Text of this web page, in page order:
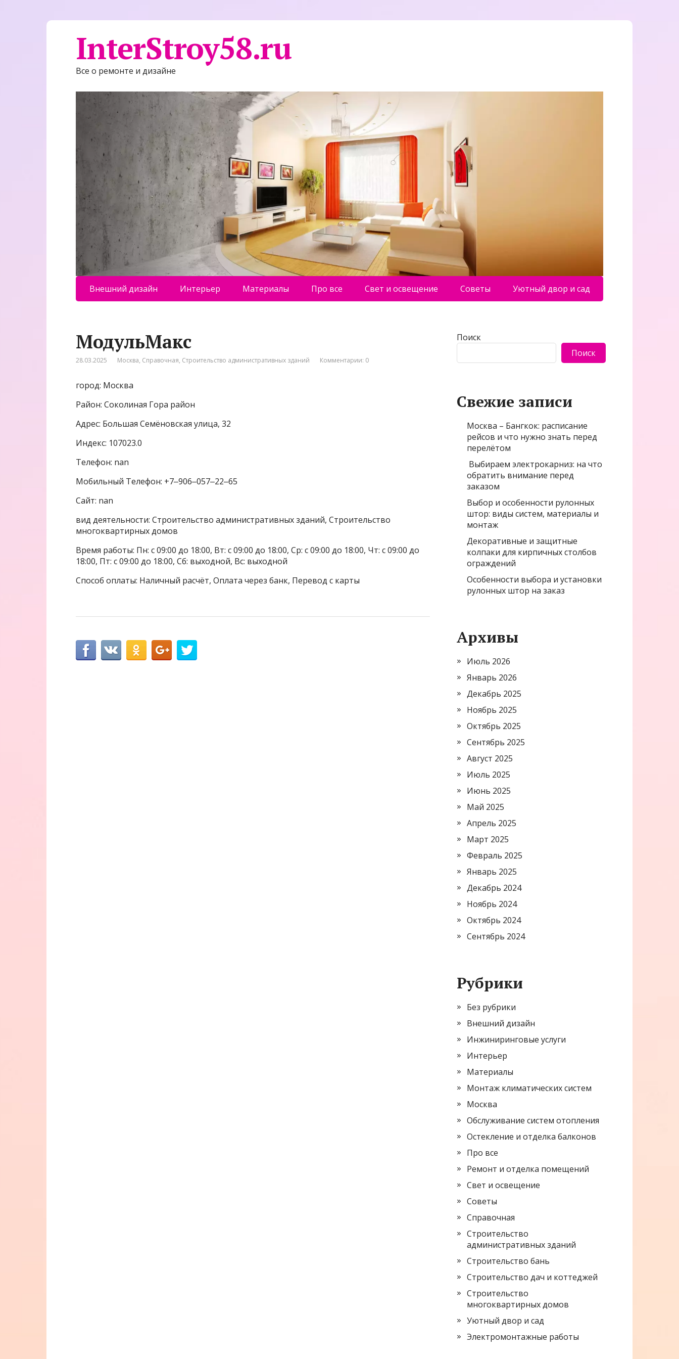
InterStroy58.ru
Все о ремонте и дизайне
Внешний дизайн Интерьер Материалы Про все Свет и освещение Советы Уютный двор и сад
МодульМакс
28.03.2025 Москва, Справочная, Строительство административных зданий Комментарии: 0
город: Москва
Район: Соколиная Гора район
Адрес: Большая Семёновская улица, 32
Индекс: 107023.0
Телефон: nan
Мобильный Телефон: +7‒906‒057‒22‒65
Сайт: nan
вид деятельности: Строительство административных зданий, Строительство
многоквартирных домов
Время работы: Пн: с 09:00 до 18:00, Вт: с 09:00 до 18:00, Ср: с 09:00 до 18:00, Чт: с 09:00 до
18:00, Пт: с 09:00 до 18:00, Сб: выходной, Вс: выходной
Способ оплаты: Наличный расчёт, Оплата через банк, Перевод с карты
Поиск
Поиск
Свежие записи
Москва – Бангкок: расписание
рейсов и что нужно знать перед
перелётом
Выбираем электрокарниз: на что
обратить внимание перед
заказом
Выбор и особенности рулонных
штор: виды систем, материалы и
монтаж
Декоративные и защитные
колпаки для кирпичных столбов
ограждений
Особенности выбора и установки
рулонных штор на заказ
Архивы
Июль 2026
Январь 2026
Декабрь 2025
Ноябрь 2025
Октябрь 2025
Сентябрь 2025
Август 2025
Июль 2025
Июнь 2025
Май 2025
Апрель 2025
Март 2025
Февраль 2025
Январь 2025
Декабрь 2024
Ноябрь 2024
Октябрь 2024
Сентябрь 2024
Рубрики
Без рубрики
Внешний дизайн
Инжиниринговые услуги
Интерьер
Материалы
Монтаж климатических систем
Москва
Обслуживание систем отопления
Остекление и отделка балконов
Про все
Ремонт и отделка помещений
Свет и освещение
Советы
Справочная
Строительство
административных зданий
Строительство бань
Строительство дач и коттеджей
Строительство
многоквартирных домов
Уютный двор и сад
Электромонтажные работы